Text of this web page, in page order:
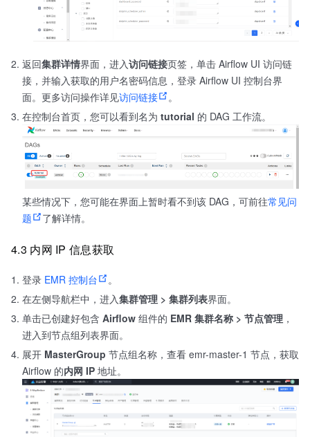
返回集群详情界面，进入访问链接页签，单击 Airflow UI 访问链
接，并输入获取的用户名密码信息，登录 Airflow UI 控制台界
面。更多访问操作详见访问链接
。
在控制台首页，您可以看到名为 tutorial 的 DAG 工作流。
某些情况下，您可能在界面上暂时看不到该 DAG，可前往常见问
题
了解详情。
4.3 内网 IP 信息获取
登录 EMR 控制台
。
在左侧导航栏中，进入集群管理 > 集群列表界面。
单击已创建好包含 Airflow 组件的 EMR 集群名称 > 节点管理 ，
进入到节点组列表界面。
展开 MasterGroup 节点组名称，查看 emr-master-1 节点，获取
Airflow 的内网 IP 地址。